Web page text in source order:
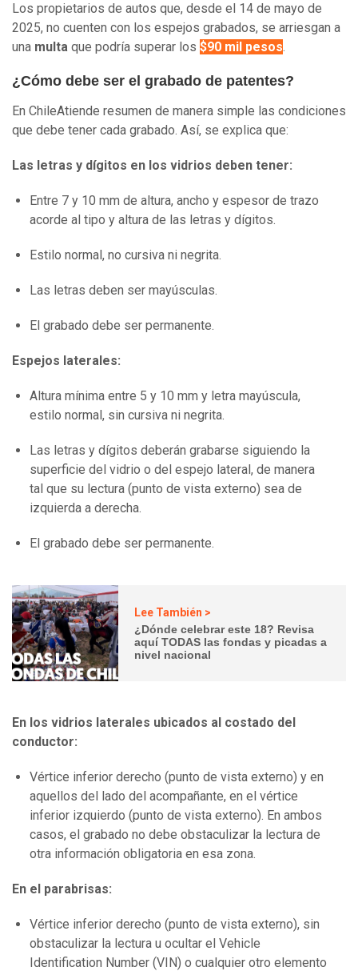
Los propietarios de autos que, desde el 14 de mayo de
2025, no cuenten con los espejos grabados, se arriesgan a
una multa que podría superar los $90 mil pesos.
¿Cómo debe ser el grabado de patentes?
En ChileAtiende resumen de manera simple las condiciones
que debe tener cada grabado. Así, se explica que:
Las letras y dígitos en los vidrios deben tener:
Entre 7 y 10 mm de altura, ancho y espesor de trazo
acorde al tipo y altura de las letras y dígitos.
Estilo normal, no cursiva ni negrita.
Las letras deben ser mayúsculas.
El grabado debe ser permanente.
Espejos laterales:
Altura mínima entre 5 y 10 mm y letra mayúscula,
estilo normal, sin cursiva ni negrita.
Las letras y dígitos deberán grabarse siguiendo la
superficie del vidrio o del espejo lateral, de manera
tal que su lectura (punto de vista externo) sea de
izquierda a derecha.
El grabado debe ser permanente.
Lee También >
¿Dónde celebrar este 18? Revisa
aquí TODAS las fondas y picadas a
nivel nacional
En los vidrios laterales ubicados al costado del
conductor:
Vértice inferior derecho (punto de vista externo) y en
aquellos del lado del acompañante, en el vértice
inferior izquierdo (punto de vista externo). En ambos
casos, el grabado no debe obstaculizar la lectura de
otra información obligatoria en esa zona.
En el parabrisas:
Vértice inferior derecho (punto de vista externo), sin
obstaculizar la lectura u ocultar el Vehicle
Identification Number (VIN) o cualquier otro elemento